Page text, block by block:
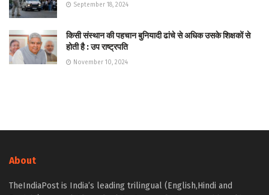
September 18, 2024
किसी संस्थान की पहचान बुनियादी ढांचे से अधिक उसके शिक्षकों से
होती है : उप राष्ट्रपति
November 10, 2024
About
TheIndiaPost is India’s leading trilingual (English,Hindi and